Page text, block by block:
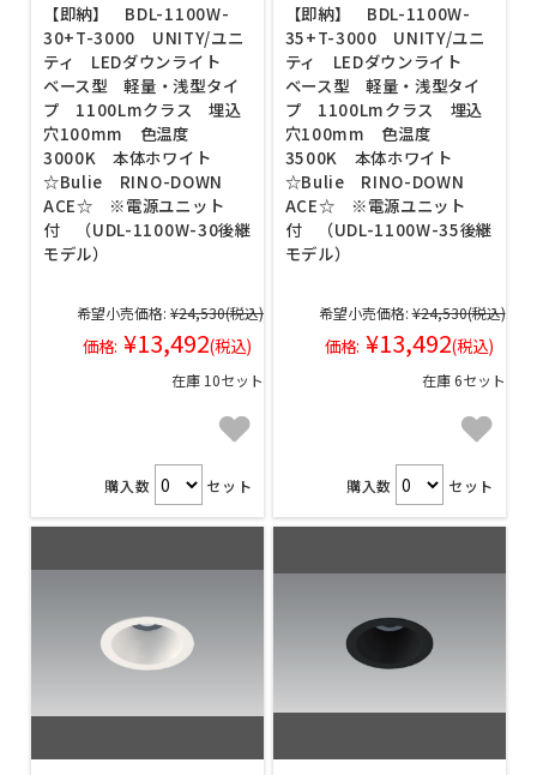
【即納】 BDL-1100W-
30+T-3000 UNITY/ユニ
ティ LEDダウンライト
ベース型 軽量・浅型タイ
プ 1100Lmクラス 埋込
穴100mm 色温度
3000K 本体ホワイト
☆Bulie RINO-DOWN
ACE☆ ※電源ユニット
付 （UDL-1100W-30後継
モデル）
希望小売価格: ¥24,530(税込)
価格: ¥13,492(税込)
在庫 10セット
購入数 セット
【即納】 BDL-1100W-
35+T-3000 UNITY/ユニ
ティ LEDダウンライト
ベース型 軽量・浅型タイ
プ 1100Lmクラス 埋込
穴100mm 色温度
3500K 本体ホワイト
☆Bulie RINO-DOWN
ACE☆ ※電源ユニット
付 （UDL-1100W-35後継
モデル）
希望小売価格: ¥24,530(税込)
価格: ¥13,492(税込)
在庫 6セット
購入数 セット